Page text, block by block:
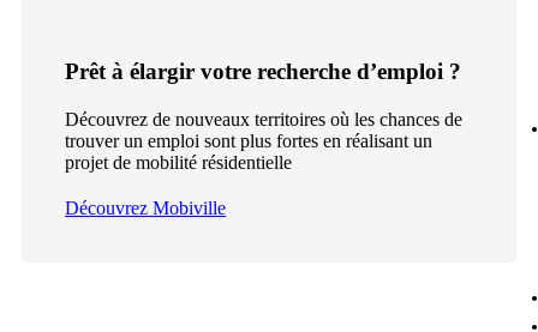
Prêt à élargir votre recherche d’emploi ?
Découvrez de nouveaux territoires où les chances de
trouver un emploi sont plus fortes en réalisant un
projet de mobilité résidentielle
Découvrez Mobiville